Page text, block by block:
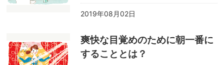
2019年08月02日
爽快な目覚めのために朝一番に
することとは？